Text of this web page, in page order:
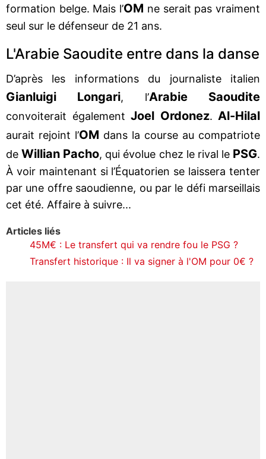
formation belge. Mais l’OM ne serait pas vraiment
seul sur le défenseur de 21 ans.
L'Arabie Saoudite entre dans la danse
D’après les informations du journaliste italien
Gianluigi Longari, l’Arabie Saoudite
convoiterait également Joel Ordonez. Al-Hilal
aurait rejoint l’OM dans la course au compatriote
deWillian Pacho, qui évolue chez le rival le PSG.
À voir maintenant si l’Équatorien se laissera tenter
par une offre saoudienne, ou par le défi marseillais
cet été. Affaire à suivre...
Articles liés
45M€ : Le transfert qui va rendre fou le PSG ?
Transfert historique : Il va signer à l'OM pour 0€ ?